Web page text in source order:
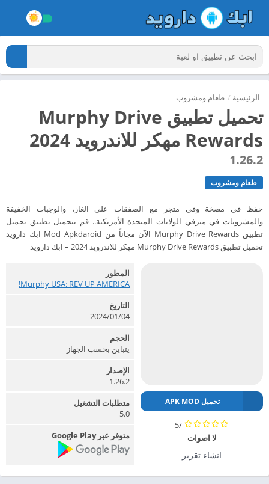
الرئيسية / طعام ومشروب
تحميل تطبيق Murphy Drive
Rewards مهكر للاندرويد 2024
1.26.2
طعام ومشروب
حفظ في مضخة وفي متجر مع الصفقات على الغاز، والوجبات الخفيفة
والمشروبات في ميرفي الولايات المتحدة الأمريكية.. قم بتحميل تطبيق تحميل
تطبيق Murphy Drive Rewards الآن مجاناً من Mod Apkdaroid ابك دارويد
تحميل تطبيق Murphy Drive Rewards مهكر للاندرويد 2024 – ابك دارويد
تحميل APK MOD
/5
لا اصوات
انشاء تقرير
المطور
Murphy USA: REV UP AMERICA!‏
التاريخ
2024/01/04
الحجم
يتباين بحسب الجهاز
الإصدار
1.26.2
متطلبات التشغيل
5.0
متوفر عبر Google Play